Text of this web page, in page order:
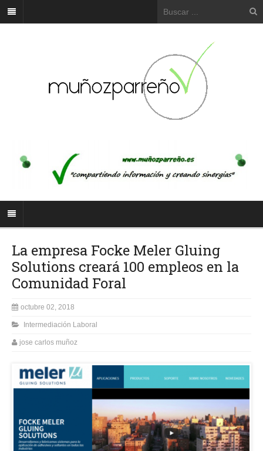
La empresa Focke Meler Gluing
Solutions creará 100 empleos en la
Comunidad Foral
octubre 02, 2018
Intermediación Laboral
jose carlos muñoz